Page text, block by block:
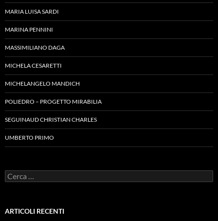
MARIA LUISA SARDI
MARINA PENNINI
MASSIMILIANO DAGA
MICHELA CESARETTI
MICHELANGELO MANDICH
POLIEDRO – PROGETTO MIRABILIA
SEGUINAUD CHRISTIAN CHARLES
UMBERTO PRIMO
Ricerca
per:
ARTICOLI RECENTI